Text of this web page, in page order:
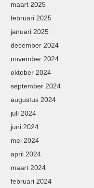
maart 2025
februari 2025
januari 2025
december 2024
november 2024
oktober 2024
september 2024
augustus 2024
juli 2024
juni 2024
mei 2024
april 2024
maart 2024
februari 2024